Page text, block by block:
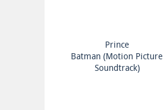
Prince
Batman (Motion Picture
Soundtrack)